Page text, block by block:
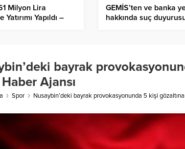
Milyon Lira
Yapıldı –
GEMİS’ten ve banka
hakkında suç
bayrak
Ajansı
Spor Nusaybin’deki bayrak provokasyonunda 5 kişi gözaltına